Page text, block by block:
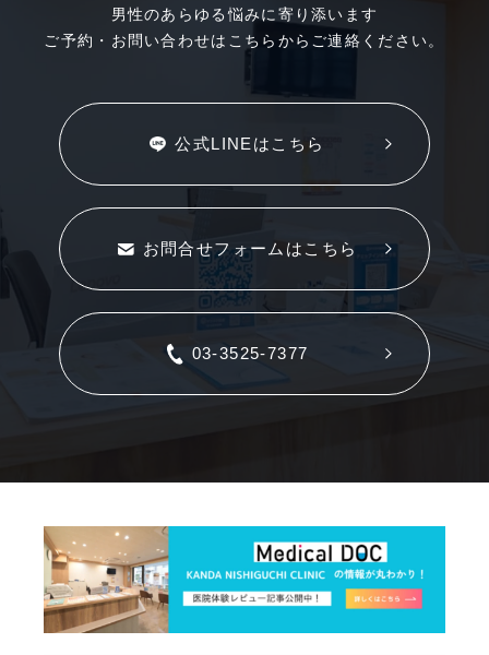
男性のあらゆる悩みに寄り添います
ご予約・お問い合わせはこちらからご連絡ください。
公式LINEはこちら
お問合せフォームはこちら
03-3525-7377